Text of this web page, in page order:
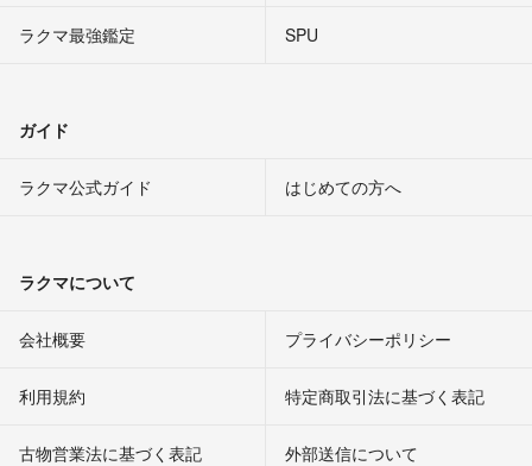
ラクマ最強鑑定
SPU
ガイド
ラクマ公式ガイド はじめての方へ
ラクマについて
会社概要 プライバシーポリシー
利用規約 特定商取引法に基づく表記
古物営業法に基づく表記 外部送信について